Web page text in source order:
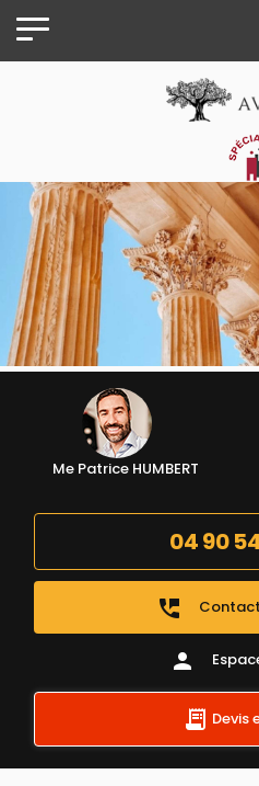
Me Patrice HUMBERT
04 90
perm_phone_msg
person
Devis